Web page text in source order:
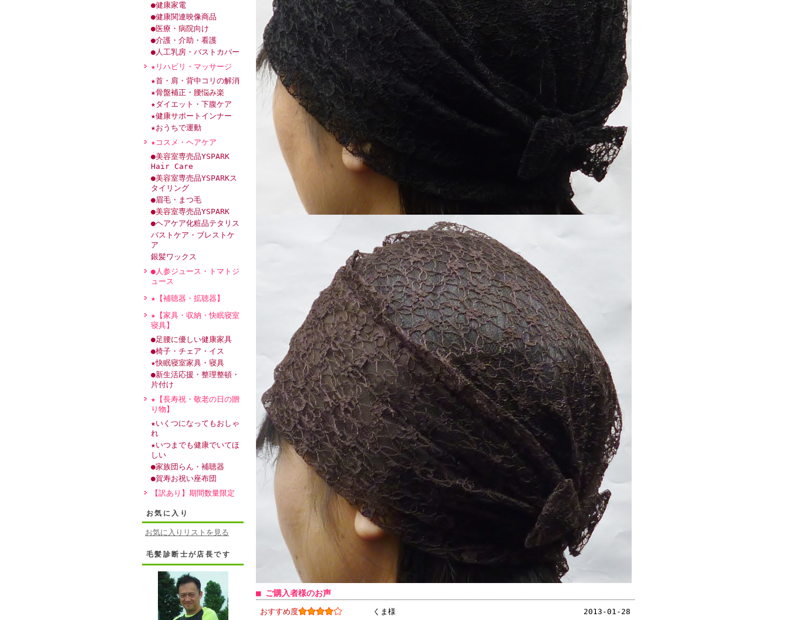
●健康家電
●健康関連映像商品
●医療・病院向け
●介護・介助・看護
●人工乳房・バストカバー
★リハビリ・マッサージ
★首・肩・背中コリの解消
★骨盤補正・腰悩み楽
★ダイエット・下腹ケア
★健康サポートインナー
★おうちで運動
★コスメ・ヘアケア
●美容室専売品YSPARK
Hair Care
●美容室専売品YSPARKス
タイリング
●眉毛・まつ毛
●美容室専売品YSPARK
●ヘアケア化粧品テタリス
バストケア・ブレストケ
ア
銀髪ワックス
●人参ジュース・トマトジ
ュース
★【補聴器・拡聴器】
★【家具・収納・快眠寝室
寝具】
●足腰に優しい健康家具
●椅子・チェア・イス
★快眠寝室家具・寝具
●新生活応援・整理整頓・
片付け
★【長寿祝・敬老の日の贈
り物】
★いくつになってもおしゃ
れ
★いつまでも健康でいてほ
しい
●家族団らん・補聴器
●賀寿お祝い座布団
【訳あり】期間数量限定
お気に入り
お気に入りリストを見る
毛髪診断士が店長です
■ ご購入者様のお声
おすすめ度 くま様
2013-01-28